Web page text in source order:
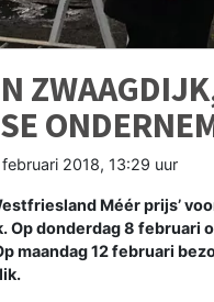
februari 2018, 13:29 uur
Méér prijs’
Op donderdag 8
maandag 12 februari